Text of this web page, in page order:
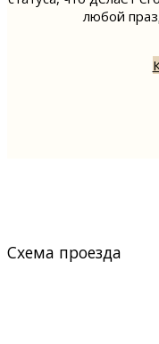
любой
Схема проезда